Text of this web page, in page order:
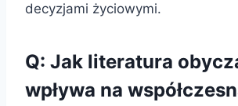
decyzjami życiowymi.
Q: Jak literatura
wpływa na